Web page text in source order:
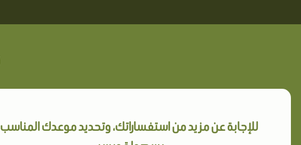
للإجابة عن مزيد من استفساراتك، وتحديد موعدك المناسب